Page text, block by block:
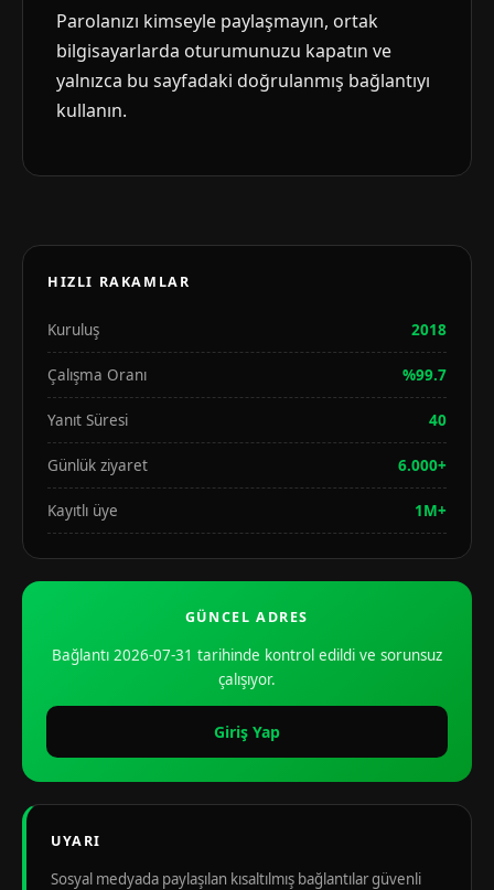
Parolanızı kimseyle paylaşmayın, ortak
bilgisayarlarda oturumunuzu kapatın ve
yalnızca bu sayfadaki doğrulanmış bağlantıyı
kullanın.
HIZLI RAKAMLAR
Kuruluş 2018
Çalışma Oranı %99.7
Yanıt Süresi 40
Günlük ziyaret 6.000+
Kayıtlı üye 1M+
GÜNCEL ADRES
Bağlantı 2026-07-31 tarihinde kontrol edildi ve sorunsuz
çalışıyor.
Giriş Yap
UYARI
Sosyal medyada paylaşılan kısaltılmış bağlantılar güvenli